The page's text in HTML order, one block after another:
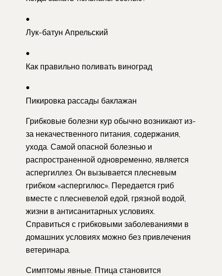
Лук-батун Апрельский
Как правильно поливать виноград
Пикировка рассады баклажан
Грибковые болезни кур обычно возникают из-
за некачественного питания, содержания,
ухода. Самой опасной болезнью и
распространенной одновременно, является
аспергиллез. Он вызывается плесневым
грибком «аспергилюс». Передается гриб
вместе с плесневелой едой, грязной водой,
жизни в антисанитарных условиях.
Справиться с грибковыми заболеваниями в
домашних условиях можно без привлечения
ветеринара.
Симптомы явные. Птица становится